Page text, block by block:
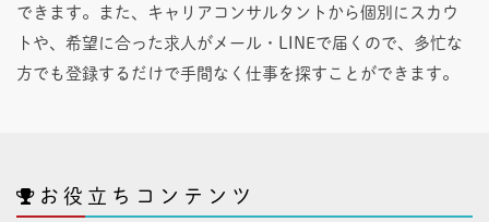
できます。また、キャリアコンサルタントから個別にスカウ
トや、希望に合った求人がメール・LINEで届くので、多忙な
方でも登録するだけで手間なく仕事を探すことができます。
お役立ちコンテンツ